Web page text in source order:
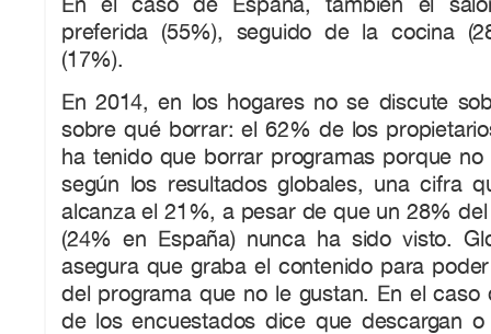
preferida (55%), seguido de la cocina
(17%).
En 2014, en los hogares no se discute
sobre qué borrar: el 62% de los
ha tenido que borrar programas porque
según los resultados globales, una cifra
alcanza el 21%, a pesar de que un 28%
(24% en España) nunca ha sido visto.
asegura que graba el contenido para
del programa que no le gustan. En el caso
de los encuestados dice que descargan